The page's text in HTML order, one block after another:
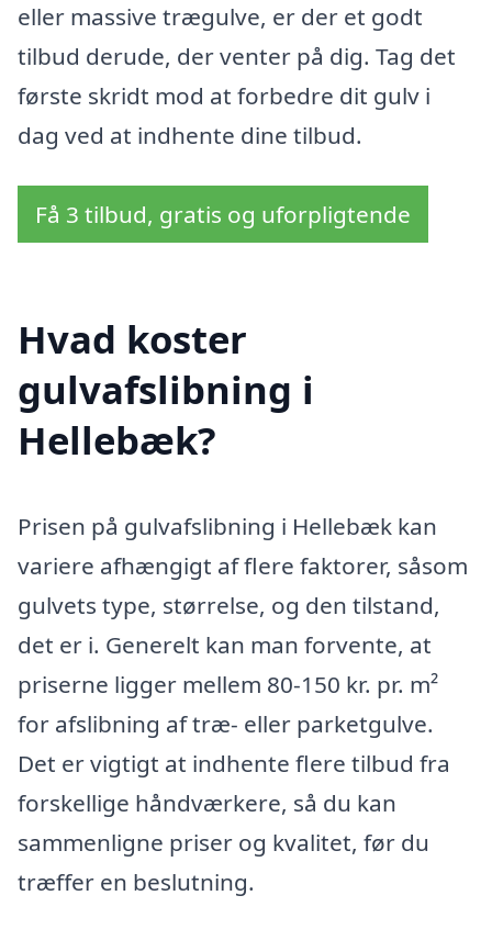
eller massive trægulve, er der et godt
tilbud derude, der venter på dig. Tag det
første skridt mod at forbedre dit gulv i
dag ved at indhente dine tilbud.
Få 3 tilbud, gratis og uforpligtende
Hvad koster
gulvafslibning i
Hellebæk?
Prisen på gulvafslibning i Hellebæk kan
variere afhængigt af flere faktorer, såsom
gulvets type, størrelse, og den tilstand,
det er i. Generelt kan man forvente, at
priserne ligger mellem 80-150 kr. pr. m²
for afslibning af træ- eller parketgulve.
Det er vigtigt at indhente flere tilbud fra
forskellige håndværkere, så du kan
sammenligne priser og kvalitet, før du
træffer en beslutning.